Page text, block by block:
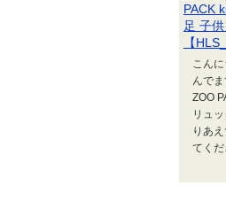
PACK
足 子
【
こん
んで
ZOO
リュ
りあ
てく